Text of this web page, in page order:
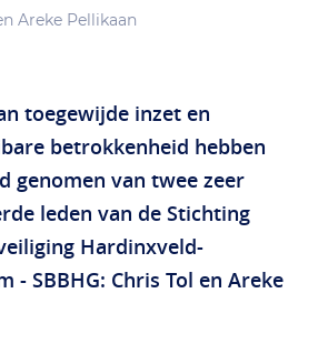
Areke Pellikaan
toegewijde inzet en
betrokkenheid hebben
genomen van twee zeer
leden van de Stichting
Hardinxveld-
- SBBHG: Chris Tol en Areke